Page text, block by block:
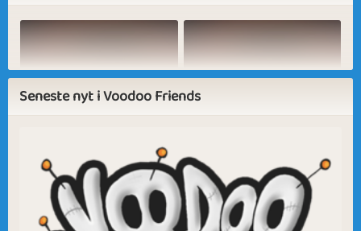
Strawberry Cake May Flower
Birds Singing Rainy Days
Seneste nyt i Voodoo Friends